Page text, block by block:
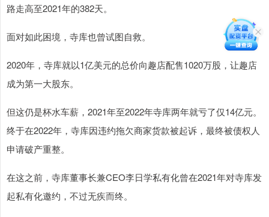
路走高至2021年的382天。
面对如此困境，寺库也曾试图自救。
2020年，寺库就以1亿美元的总价向趣店配售1020万股，让趣店
成为第一大股东。
但这仍是杯水车薪，2021年至2022年寺库两年就亏了仅14亿元。
终于在2022年，寺库因违约拖欠商家货款被起诉，最终被债权人
申请破产重整。
在这之前，寺库董事长兼CEO李日学私有化曾在2021年对寺库发
起私有化邀约，不过无疾而终。